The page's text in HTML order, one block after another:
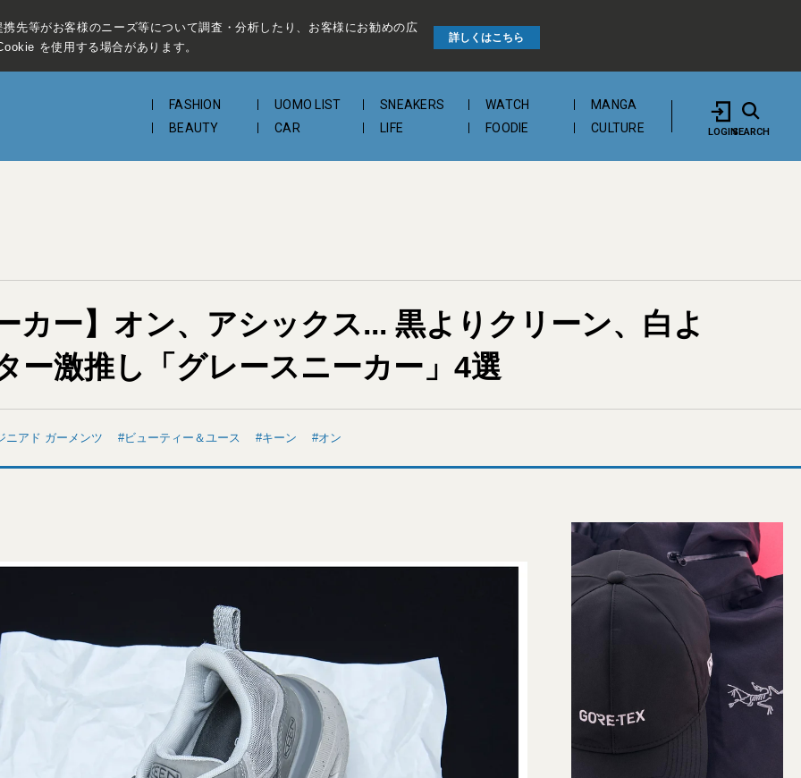
先等がお客様のニーズ等について調査・分析したり、お客様にお勧めの広
を使用する場合があります。
詳しくはこちら
FASHION UOMO LIST SNEAKERS WATCH
MANGA
BEAUTY
CAR LIFE FOODIE CULTURE LOGINSEARCH
カー】オン、アシックス... 黒よりクリーン、白よ
ー激推し「グレースニーカー」4選
ニアド ガーメンツ ビューティー＆ユース キーン オン